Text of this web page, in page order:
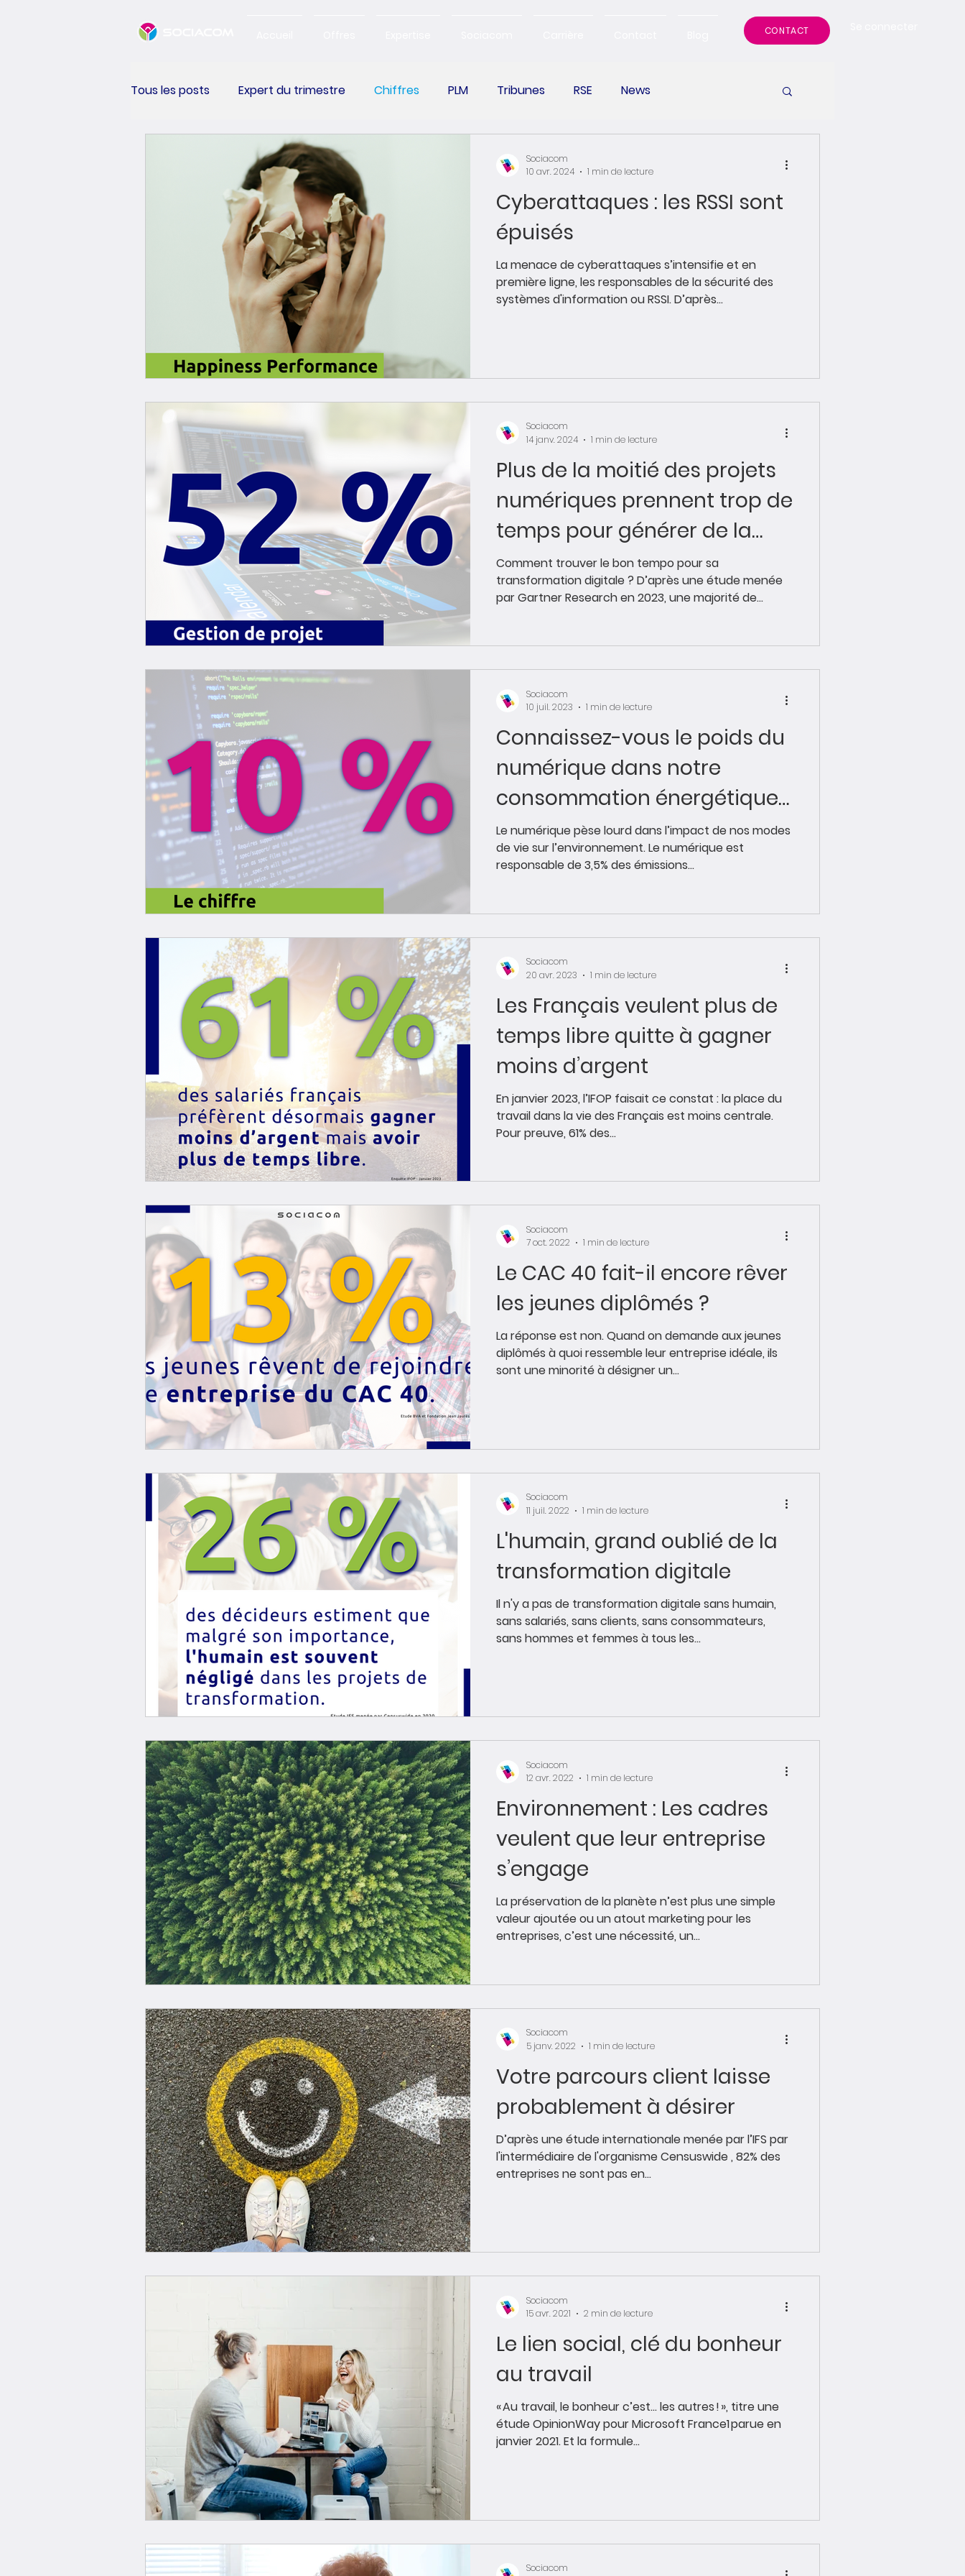
CONTACT
Tous les posts Expert du trimestre Chiffres PLM Tribunes RSE News
Happiness Performance Change Management
Cyberattaques : les RSSI sont
épuisés
La menace de cyberattaques s’intensifie et en
première ligne, les responsables de la sécurité des
systèmes d'information ou RSSI. D’après...
Sociacom
10 avr. 2024
1 min de lecture
Plus de la moitié des projets
numériques prennent trop de
temps pour générer de la
valeur
Comment trouver le bon tempo pour sa
transformation digitale ? D’après une étude menée
par Gartner Research en 2023, une majorité de...
Sociacom
14 janv. 2024
1 min de lecture
Connaissez-vous le poids du
numérique dans notre
consommation énergétique
?
Le numérique pèse lourd dans l’impact de nos modes
de vie sur l’environnement. Le numérique est
responsable de 3,5% des émissions...
Sociacom
10 juil. 2023
1 min de lecture
Les Français veulent plus de
temps libre quitte à gagner
moins d’argent
En janvier 2023, l’IFOP faisait ce constat : la place du
travail dans la vie des Français est moins centrale.
Pour preuve, 61% des...
Sociacom
20 avr. 2023
1 min de lecture
Le CAC 40 fait-il encore rêver
les jeunes diplômés ?
La réponse est non. Quand on demande aux jeunes
diplômés à quoi ressemble leur entreprise idéale, ils
sont une minorité à désigner un...
Sociacom
7 oct. 2022
1 min de lecture
L'humain, grand oublié de la
transformation digitale
Il n'y a pas de transformation digitale sans humain,
sans salariés, sans clients, sans consommateurs,
sans hommes et femmes à tous les...
Sociacom
11 juil. 2022
1 min de lecture
Environnement : Les cadres
veulent que leur entreprise
s’engage
La préservation de la planète n’est plus une simple
valeur ajoutée ou un atout marketing pour les
entreprises, c’est une nécessité, un...
Sociacom
12 avr. 2022
1 min de lecture
Votre parcours client laisse
probablement à désirer
D’après une étude internationale menée par l’IFS par
l'intermédiaire de l'organisme Censuswide , 82% des
entreprises ne sont pas en...
Sociacom
5 janv. 2022
1 min de lecture
Le lien social, clé du bonheur
au travail
« Au travail, le bonheur c’est… les autres ! », titre une
étude OpinionWay pour Microsoft France1 parue en
janvier 2021. Et la formule...
Sociacom
15 avr. 2021
2 min de lecture
Sociacom